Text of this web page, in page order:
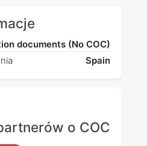
documents (No COC)
Spain
o COC